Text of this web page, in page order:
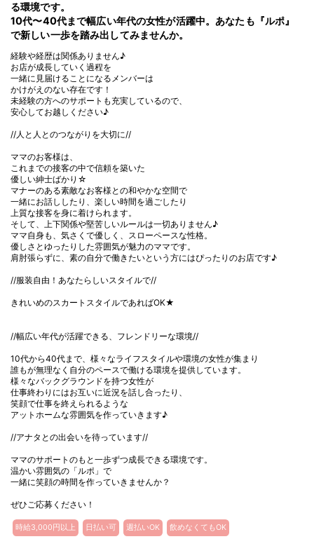
る環境です。
10代〜40代まで幅広い年代の女性が活躍中。あなたも『ルポ』
で新しい一歩を踏み出してみませんか。
経験や経歴は関係ありません♪
お店が成長していく過程を
一緒に見届けることになるメンバーは
かけがえのない存在です！
未経験の方へのサポートも充実しているので、
安心してお越しください♪
//人と人とのつながりを大切に//
ママのお客様は、
これまでの接客の中で信頼を築いた
優しい紳士ばかり☆
マナーのある素敵なお客様との和やかな空間で
一緒にお話ししたり、楽しい時間を過ごしたり
上質な接客を身に着けられます。
そして、上下関係や堅苦しいルールは一切ありません♪
ママ自身も、気さくで優しく、スローペースな性格。
優しさとゆったりした雰囲気が魅力のママです。
肩肘張らずに、素の自分で働きたいという方にはぴったりのお店です♪
//服装自由！あなたらしいスタイルで//
きれいめのスカートスタイルであればOK★
//幅広い年代が活躍できる、フレンドリーな環境//
10代から40代まで、様々なライフスタイルや環境の女性が集まり
誰もが無理なく自分のペースで働ける環境を提供しています。
様々なバックグラウンドを持つ女性が
仕事終わりにはお互いに近況を話し合ったり、
笑顔で仕事を終えられるような
アットホームな雰囲気を作っていきます♪
//アナタとの出会いを待っています//
ママのサポートのもと一歩ずつ成長できる環境です。
温かい雰囲気の「ルポ」で
一緒に笑顔の時間を作っていきませんか？
ぜひご応募ください！
時給3,000円以上 日払い可 週払いOK 飲めなくてもOK